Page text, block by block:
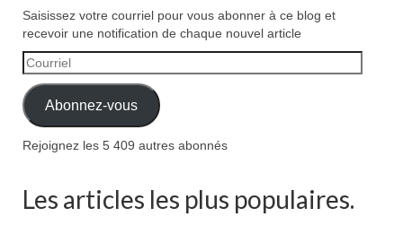
Saisissez votre courriel pour vous abonner à ce blog et
recevoir une notification de chaque nouvel article
Courriel
Abonnez-vous
Rejoignez les 5 409 autres abonnés
Les articles les plus populaires.